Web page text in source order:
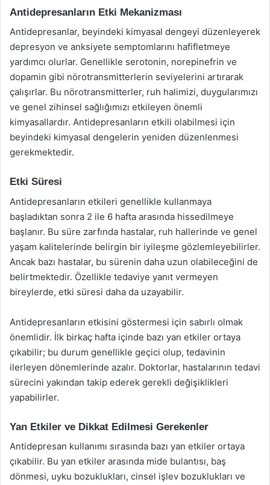
Antidepresanların Etki Mekanizması
Antidepresanlar, beyindeki kimyasal dengeyi düzenleyerek
depresyon ve anksiyete semptomlarını hafifletmeye
yardımcı olurlar. Genellikle serotonin, norepinefrin ve
dopamin gibi nörotransmitterlerin seviyelerini artırarak
çalışırlar. Bu nörotransmitterler, ruh halimizi, duygularımızı
ve genel zihinsel sağlığımızı etkileyen önemli
kimyasallardır. Antidepresanların etkili olabilmesi için
beyindeki kimyasal dengelerin yeniden düzenlenmesi
gerekmektedir.
Etki Süresi
Antidepresanların etkileri genellikle kullanmaya
başladıktan sonra 2 ile 6 hafta arasında hissedilmeye
başlanır. Bu süre zarfında hastalar, ruh hallerinde ve genel
yaşam kalitelerinde belirgin bir iyileşme gözlemleyebilirler.
Ancak bazı hastalar, bu sürenin daha uzun olabileceğini de
belirtmektedir. Özellikle tedaviye yanıt vermeyen
bireylerde, etki süresi daha da uzayabilir.
Antidepresanların etkisini göstermesi için sabırlı olmak
önemlidir. İlk birkaç hafta içinde bazı yan etkiler ortaya
çıkabilir; bu durum genellikle geçici olup, tedavinin
ilerleyen dönemlerinde azalır. Doktorlar, hastalarının tedavi
sürecini yakından takip ederek gerekli değişiklikleri
yapabilirler.
Yan Etkiler ve Dikkat Edilmesi Gerekenler
Antidepresan kullanımı sırasında bazı yan etkiler ortaya
çıkabilir. Bu yan etkiler arasında mide bulantısı, baş
dönmesi, uyku bozuklukları, cinsel işlev bozuklukları ve